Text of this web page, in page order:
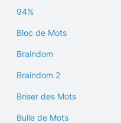
94%
Bloc de Mots
Braindom
Braindom 2
Briser des Mots
Bulle de Mots